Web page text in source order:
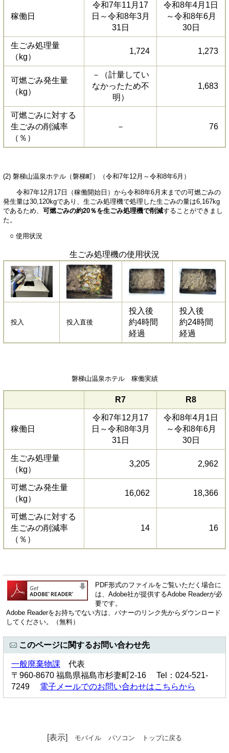
稼働日
令和7年11月17
日～令和8年3月
31日
令和8年4月1日
～令和8年6月
30日
生ごみ処理量
（kg）
1,724 1,273
可燃ごみ発生量
（kg）
－（計量してい
なかったため不
明）
1,683
可燃ごみに対する
生ごみの削減率
（％）
－ 76
(2) 磐梯山温泉ホテル（磐梯町）（令和7年12月～令和8年6月）
令和7年12月17日（稼働開始日）から令和8年6月末までの可燃ごみの
発生量は30,120kgであり、生ごみ処理機で処理した生ごみの量は6,167kg
であるため、 可燃ごみの約20％を生ごみ処理機で削減することができまし
た。
○ 使用状況
生ごみ処理機の使用状況
投入 投入直後
投入後
約4時間
経過
投入後
約24時間
経過
磐梯山温泉ホテル 稼働実績
R7 R8
稼働日
令和7年12月17
日～令和8年3月
31日
令和8年4月1日
～令和8年6月
30日
生ごみ処理量
（kg）
3,205 2,962
可燃ごみ発生量
（kg）
16,062 18,366
可燃ごみに対する
生ごみの削減率
（％）
14 16
PDF形式のファイルをご覧いただく場合に
は、Adobe社が提供するAdobe Readerが必
要です。
Adobe Readerをお持ちでない方は、バナーのリンク先からダウンロード
してください。（無料）
このページに関するお問い合わせ先
一般廃棄物課 代表
〒960-8670 福島県福島市杉妻町2-16 Tel：024-521-
7249 電子メールでのお問い合わせはこちらから
[表示] モバイル パソコン トップに戻る